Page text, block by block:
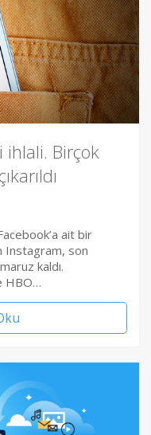
ihlali. Birçok
ait bir
Instagram, son
kaldı.
HBO…